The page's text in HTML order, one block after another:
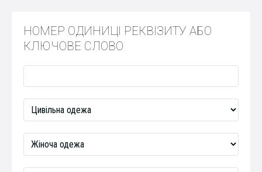
НОМЕР ОДИНИЦІ РЕКВІЗИТУ АБО
КЛЮЧОВЕ СЛОВО